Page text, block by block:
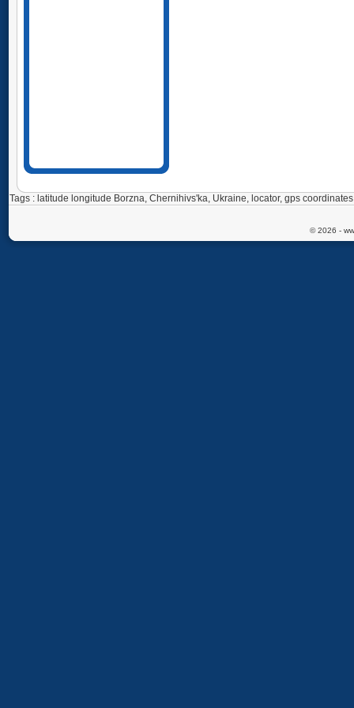
Tags : latitude longitude Borzna, Chernihivs'ka, Ukraine, locator, gps
© 2026 -